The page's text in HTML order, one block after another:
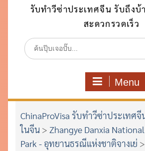
รับทำวีซ่าประเทศจีน รับถึงบ้
สะดวกรวดเร็ว
Search
for:
Menu
ChinaProVisa รับทำวีซ่าประเทศจี
ในจีน> Zhangye Danxia
Park - อุทยานธรณีแห่งชาติจางเย่ >